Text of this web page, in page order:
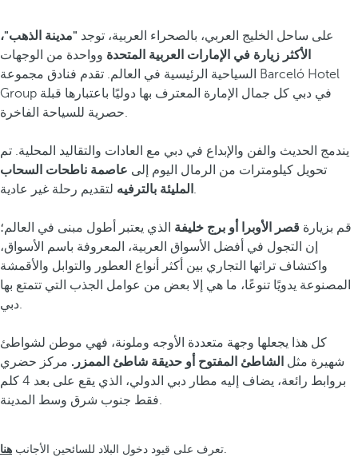
على ساحل الخليج العربي، بالصحراء العربية، توجد "مدينة الذهب"،
الأكثر زيارة في الإمارات العربية المتحدة وواحدة من الوجهات
السياحية الرئيسية في العالم. تقدم فنادق مجموعة Barceló Hotel
Group في دبي كل جمال الإمارة المعترف بها دوليًا باعتبارها قبلة
حصرية للسياحة الفاخرة.
يندمج الحديث والفن والإبداع في دبي مع العادات والتقاليد المحلية. تم
تحويل كيلومترات من الرمال اليوم إلى عاصمة ناطحات السحاب
المليئة بالترفيه لتقديم رحلة غير عادية.
قم بزيارة قصر الأوبرا أو برج خليفة الذي يعتبر أطول مبنى في العالم؛
إن التجول في أفضل الأسواق العربية، المعروفة باسم الأسواق،
واكتشاف تراثها التجاري بين أكثر أنواع العطور والتوابل والأقمشة
المصنوعة يدويًا تنوعًا، ما هي إلا بعض من عوامل الجذب التي تتمتع بها
دبي.
كل هذا يجعلها وجهة متعددة الأوجه وملونة، فهي موطن لشواطئ
شهيرة مثل الشاطئ المفتوح أو حديقة شاطئ الممزر. مركز حضري
بروابط رائعة، يضاف إليه مطار دبي الدولي، الذي يقع على بعد 4 كلم
فقط جنوب شرق وسط المدينة.
تعرف على قيود دخول البلاد للسائحين الأجانب هنا .